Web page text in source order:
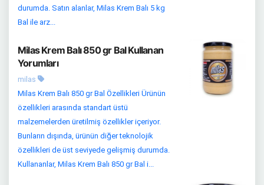
durumda. Satın alanlar, Milas Krem Balı 5 kg
Bal ile arz...
Milas Krem Balı 850 gr Bal Kullanan
Yorumları
milas
Milas Krem Balı 850 gr Bal Özellikleri Ürünün
özellikleri arasında standart üstü
malzemelerden üretilmiş özellikler içeriyor.
Bunların dışında, ürünün diğer teknolojik
özellikleri de üst seviyede gelişmiş durumda.
Kullananlar, Milas Krem Balı 850 gr Bal i...